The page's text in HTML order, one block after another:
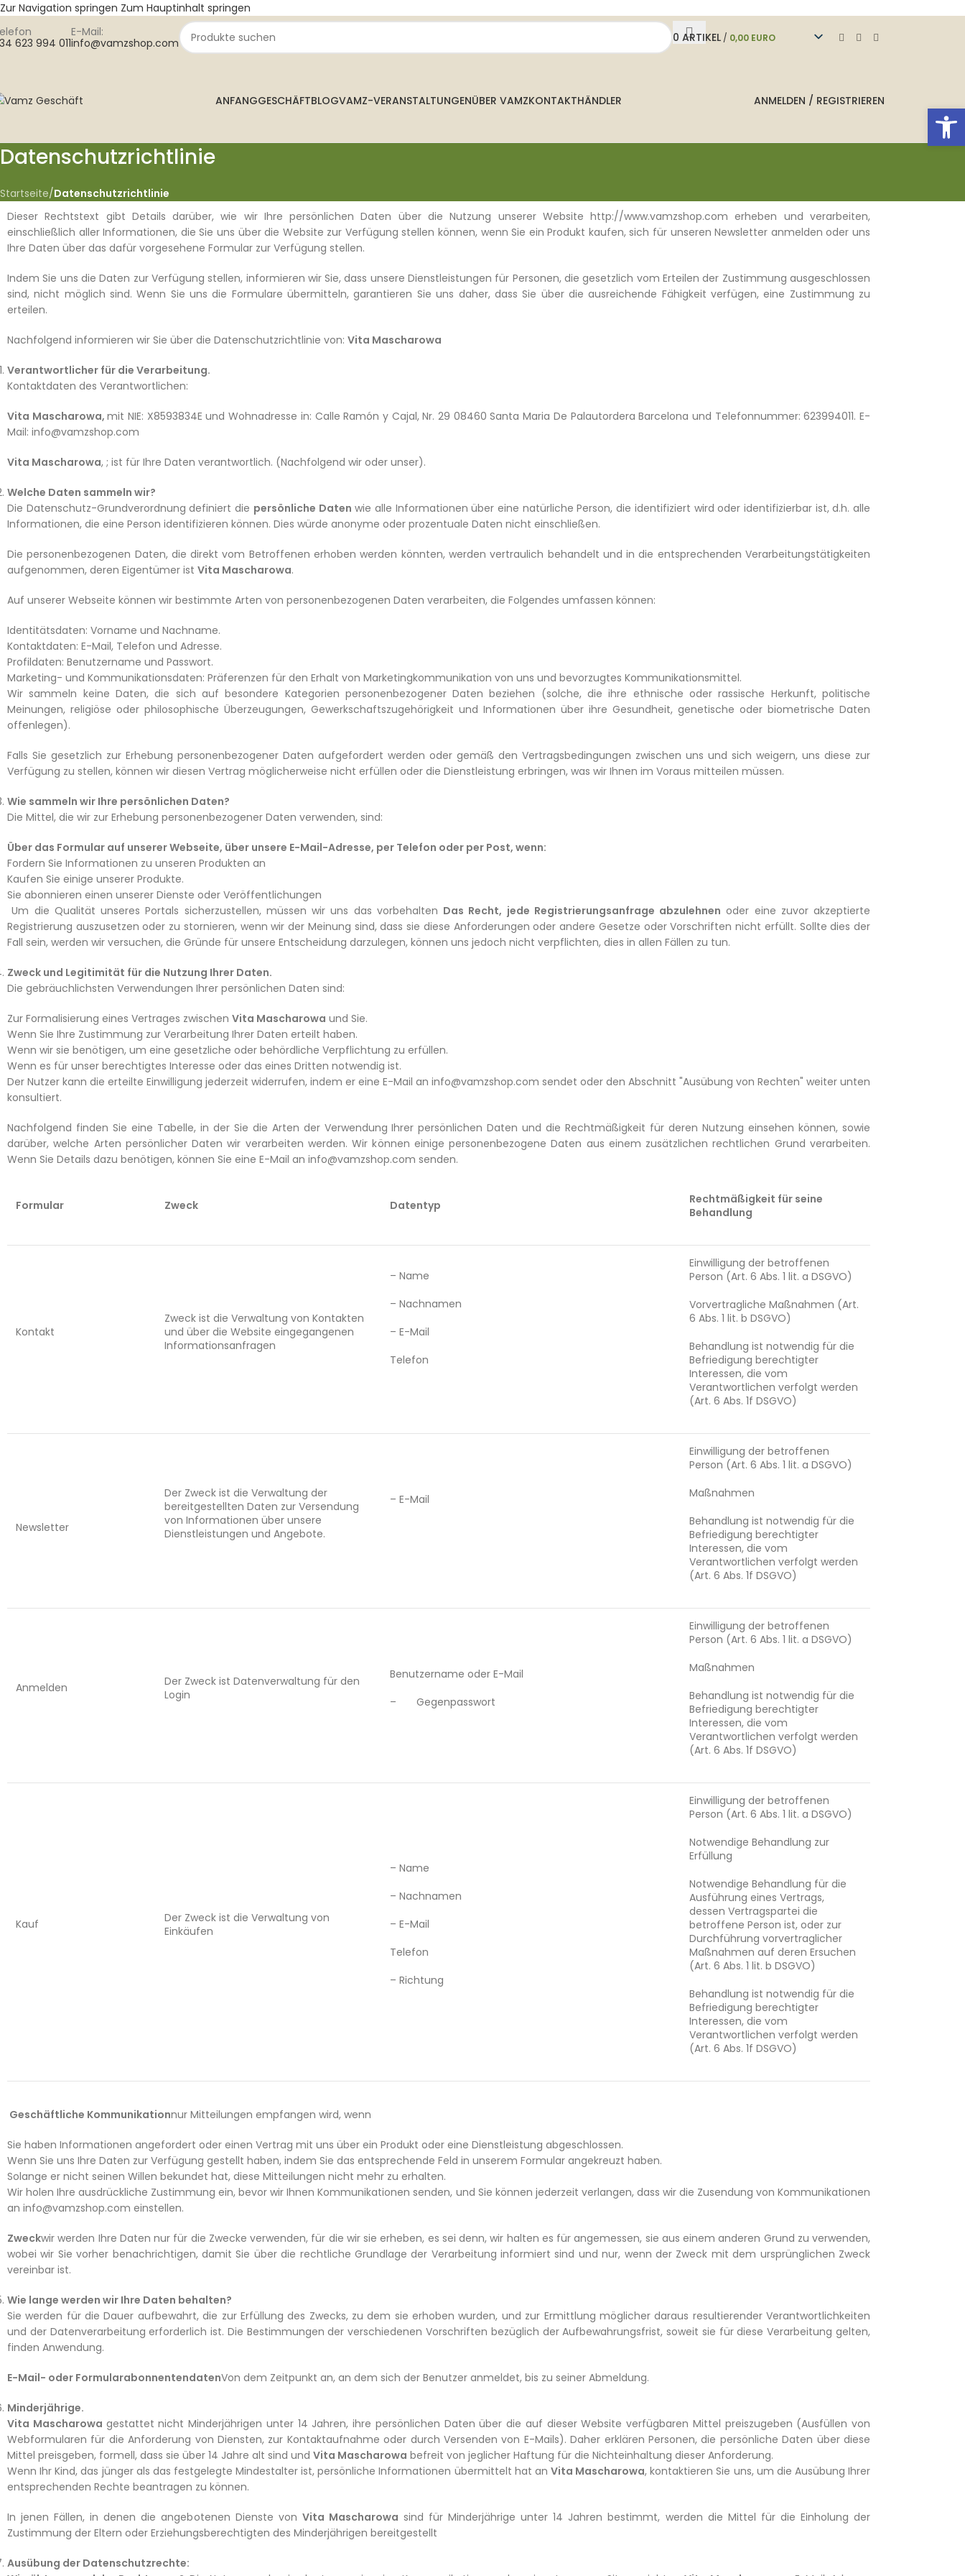
Zur Navigation springen Zum Hauptinhalt springen
623 994 011
E-Mail:
info@vamzshop.com
0 ARTIKEL / 0,00 EURO
ANFANGGESCHÄFTBLOGVAMZ-VERANSTALTUNGENÜBER VAMZKONTAKTHÄNDLER ANMELDEN / REGISTRIEREN
Datenschutzrichtlinie
Startseite/Datenschutzrichtlinie
Dieser Rechtstext gibt Details darüber, wie wir Ihre persönlichen Daten über die Nutzung unserer Website http://www.vamzshop.com erheben und verarbeiten,
einschließlich aller Informationen, die Sie uns über die Website zur Verfügung stellen können, wenn Sie ein Produkt kaufen, sich für unseren Newsletter anmelden oder uns
Ihre Daten über das dafür vorgesehene Formular zur Verfügung stellen.
Indem Sie uns die Daten zur Verfügung stellen, informieren wir Sie, dass unsere Dienstleistungen für Personen, die gesetzlich vom Erteilen der Zustimmung ausgeschlossen
sind, nicht möglich sind. Wenn Sie uns die Formulare übermitteln, garantieren Sie uns daher, dass Sie über die ausreichende Fähigkeit verfügen, eine Zustimmung zu
erteilen.
Nachfolgend informieren wir Sie über die Datenschutzrichtlinie von: Vita Mascharowa
Verantwortlicher für die Verarbeitung.
Kontaktdaten des Verantwortlichen:
Vita Mascharowa,mit NIE: X8593834E und Wohnadresse in: Calle Ramón y Cajal, Nr. 29 08460 Santa Maria De Palautordera Barcelona und Telefonnummer: 623994011. E-
Mail: info@vamzshop.com
Vita Mascharowa, ; ist für Ihre Daten verantwortlich. (Nachfolgend wir oder unser).
Welche Daten sammeln wir?
Die Datenschutz-Grundverordnung definiert die persönliche Daten wie alle Informationen über eine natürliche Person, die identifiziert wird oder identifizierbar ist, d.h. alle
Informationen, die eine Person identifizieren können. Dies würde anonyme oder prozentuale Daten nicht einschließen.
Die personenbezogenen Daten, die direkt vom Betroffenen erhoben werden könnten, werden vertraulich behandelt und in die entsprechenden Verarbeitungstätigkeiten
aufgenommen, deren Eigentümer ist Vita Mascharowa.
Auf unserer Webseite können wir bestimmte Arten von personenbezogenen Daten verarbeiten, die Folgendes umfassen können:
Identitätsdaten: Vorname und Nachname.
Kontaktdaten: E-Mail, Telefon und Adresse.
Profildaten: Benutzername und Passwort.
Marketing- und Kommunikationsdaten: Präferenzen für den Erhalt von Marketingkommunikation von uns und bevorzugtes Kommunikationsmittel.
Wir sammeln keine Daten, die sich auf besondere Kategorien personenbezogener Daten beziehen (solche, die ihre ethnische oder rassische Herkunft, politische
Meinungen, religiöse oder philosophische Überzeugungen, Gewerkschaftszugehörigkeit und Informationen über ihre Gesundheit, genetische oder biometrische Daten
offenlegen).
Falls Sie gesetzlich zur Erhebung personenbezogener Daten aufgefordert werden oder gemäß den Vertragsbedingungen zwischen uns und sich weigern, uns diese zur
Verfügung zu stellen, können wir diesen Vertrag möglicherweise nicht erfüllen oder die Dienstleistung erbringen, was wir Ihnen im Voraus mitteilen müssen.
Wie sammeln wir Ihre persönlichen Daten?
Die Mittel, die wir zur Erhebung personenbezogener Daten verwenden, sind:
Über das Formular auf unserer Webseite, über unsere E-Mail-Adresse, per Telefon oder per Post, wenn:
Fordern Sie Informationen zu unseren Produkten an
Kaufen Sie einige unserer Produkte.
Sie abonnieren einen unserer Dienste oder Veröffentlichungen
Um die Qualität unseres Portals sicherzustellen, müssen wir uns das vorbehalten Das Recht, jede Registrierungsanfrage abzulehnen oder eine zuvor akzeptierte
Registrierung auszusetzen oder zu stornieren, wenn wir der Meinung sind, dass sie diese Anforderungen oder andere Gesetze oder Vorschriften nicht erfüllt. Sollte dies der
Fall sein, werden wir versuchen, die Gründe für unsere Entscheidung darzulegen, können uns jedoch nicht verpflichten, dies in allen Fällen zu tun.
Zweck und Legitimität für die Nutzung Ihrer Daten.
Die gebräuchlichsten Verwendungen Ihrer persönlichen Daten sind:
Zur Formalisierung eines Vertrages zwischen Vita Mascharowa und Sie.
Wenn Sie Ihre Zustimmung zur Verarbeitung Ihrer Daten erteilt haben.
Wenn wir sie benötigen, um eine gesetzliche oder behördliche Verpflichtung zu erfüllen.
Wenn es für unser berechtigtes Interesse oder das eines Dritten notwendig ist.
Der Nutzer kann die erteilte Einwilligung jederzeit widerrufen, indem er eine E-Mail an info@vamzshop.com sendet oder den Abschnitt "Ausübung von Rechten" weiter unten
konsultiert.
Nachfolgend finden Sie eine Tabelle, in der Sie die Arten der Verwendung Ihrer persönlichen Daten und die Rechtmäßigkeit für deren Nutzung einsehen können, sowie
darüber, welche Arten persönlicher Daten wir verarbeiten werden. Wir können einige personenbezogene Daten aus einem zusätzlichen rechtlichen Grund verarbeiten.
Wenn Sie Details dazu benötigen, können Sie eine E-Mail an info@vamzshop.com senden.
Formular Zweck Datentyp
Rechtmäßigkeit für seine
Behandlung
Kontakt
Zweck ist die Verwaltung von Kontakten
und über die Website eingegangenen
Informationsanfragen
– Name
– Nachnamen
– E-Mail
Telefon
Einwilligung der betroffenen
Person (Art. 6 Abs. 1 lit. a DSGVO)
Vorvertragliche Maßnahmen (Art.
6 Abs. 1 lit. b DSGVO)
Behandlung ist notwendig für die
Befriedigung berechtigter
Interessen, die vom
Verantwortlichen verfolgt werden
(Art. 6 Abs. 1f DSGVO)
Newsletter
Der Zweck ist die Verwaltung der
bereitgestellten Daten zur Versendung
von Informationen über unsere
Dienstleistungen und Angebote.
– E-Mail
Einwilligung der betroffenen
Person (Art. 6 Abs. 1 lit. a DSGVO)
Maßnahmen
Behandlung ist notwendig für die
Befriedigung berechtigter
Interessen, die vom
Verantwortlichen verfolgt werden
(Art. 6 Abs. 1f DSGVO)
Anmelden
Der Zweck ist Datenverwaltung für den
Login
Benutzername oder E-Mail
– Gegenpasswort
Einwilligung der betroffenen
Person (Art. 6 Abs. 1 lit. a DSGVO)
Maßnahmen
Behandlung ist notwendig für die
Befriedigung berechtigter
Interessen, die vom
Verantwortlichen verfolgt werden
(Art. 6 Abs. 1f DSGVO)
Kauf
Der Zweck ist die Verwaltung von
Einkäufen
– Name
– Nachnamen
– E-Mail
Telefon
– Richtung
Einwilligung der betroffenen
Person (Art. 6 Abs. 1 lit. a DSGVO)
Notwendige Behandlung zur
Erfüllung
Notwendige Behandlung für die
Ausführung eines Vertrags,
dessen Vertragspartei die
betroffene Person ist, oder zur
Durchführung vorvertraglicher
Maßnahmen auf deren Ersuchen
(Art. 6 Abs. 1 lit. b DSGVO)
Behandlung ist notwendig für die
Befriedigung berechtigter
Interessen, die vom
Verantwortlichen verfolgt werden
(Art. 6 Abs. 1f DSGVO)
Geschäftliche Kommunikationnur Mitteilungen empfangen wird, wenn
Sie haben Informationen angefordert oder einen Vertrag mit uns über ein Produkt oder eine Dienstleistung abgeschlossen.
Wenn Sie uns Ihre Daten zur Verfügung gestellt haben, indem Sie das entsprechende Feld in unserem Formular angekreuzt haben.
Solange er nicht seinen Willen bekundet hat, diese Mitteilungen nicht mehr zu erhalten.
Wir holen Ihre ausdrückliche Zustimmung ein, bevor wir Ihnen Kommunikationen senden, und Sie können jederzeit verlangen, dass wir die Zusendung von Kommunikationen
an info@vamzshop.com einstellen.
Zweckwir werden Ihre Daten nur für die Zwecke verwenden, für die wir sie erheben, es sei denn, wir halten es für angemessen, sie aus einem anderen Grund zu verwenden,
wobei wir Sie vorher benachrichtigen, damit Sie über die rechtliche Grundlage der Verarbeitung informiert sind und nur, wenn der Zweck mit dem ursprünglichen Zweck
vereinbar ist.
Wie lange werden wir Ihre Daten behalten?
Sie werden für die Dauer aufbewahrt, die zur Erfüllung des Zwecks, zu dem sie erhoben wurden, und zur Ermittlung möglicher daraus resultierender Verantwortlichkeiten
und der Datenverarbeitung erforderlich ist. Die Bestimmungen der verschiedenen Vorschriften bezüglich der Aufbewahrungsfrist, soweit sie für diese Verarbeitung gelten,
finden Anwendung.
E-Mail- oder FormularabonnentendatenVon dem Zeitpunkt an, an dem sich der Benutzer anmeldet, bis zu seiner Abmeldung.
Minderjährige.
Vita Mascharowa gestattet nicht Minderjährigen unter 14 Jahren, ihre persönlichen Daten über die auf dieser Website verfügbaren Mittel preiszugeben (Ausfüllen von
Webformularen für die Anforderung von Diensten, zur Kontaktaufnahme oder durch Versenden von E-Mails). Daher erklären Personen, die persönliche Daten über diese
Mittel preisgeben, formell, dass sie über 14 Jahre alt sind und Vita Mascharowa befreit von jeglicher Haftung für die Nichteinhaltung dieser Anforderung.
Wenn Ihr Kind, das jünger als das festgelegte Mindestalter ist, persönliche Informationen übermittelt hat an Vita Mascharowa, kontaktieren Sie uns, um die Ausübung Ihrer
entsprechenden Rechte beantragen zu können.
In jenen Fällen, in denen die angebotenen Dienste von Vita Mascharowa sind für Minderjährige unter 14 Jahren bestimmt, werden die Mittel für die Einholung der
Zustimmung der Eltern oder Erziehungsberechtigten des Minderjährigen bereitgestellt
Ausübung der Datenschutzrechte: